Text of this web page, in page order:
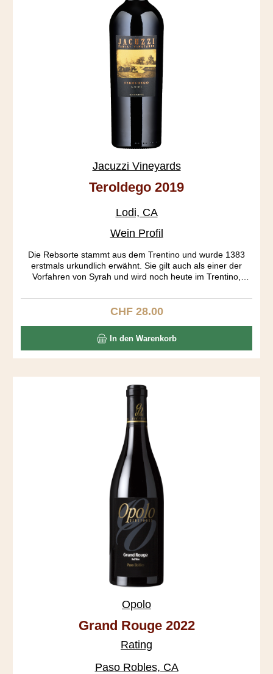
Jacuzzi Vineyards
Teroldego 2019
Lodi, CA
Wein Profil
Die Rebsorte stammt aus dem Trentino und wurde 1383
erstmals urkundlich erwähnt. Sie gilt auch als einer der
Vorfahren von Syrah und wird noch heute im Trentino,
wie eine Urgewalt. Sehr dunkel in der Farbe, geheimnisvoll
im Charakter. Ein spezielles Tannin, unglaublich dichte
vibrierende Säure lassen die gefälligen Weine aus den
Grossverteilern weit hinter sich. Sensationell zu Lamm.
Regulärer Preis:
CHF 28.00
In den Warenkorb
Opolo
Grand Rouge 2022
Rating
Paso Robles, CA